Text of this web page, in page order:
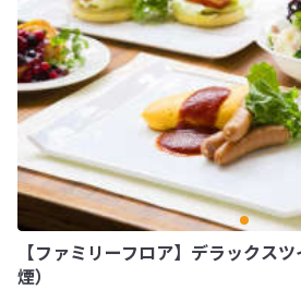
【ファミリーフロア】デラックス
煙）